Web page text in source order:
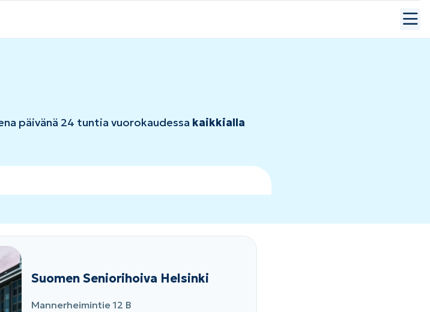
päivänä 24 tuntia vuorokaudessa kaikkialla
Suomen Seniorihoiva Helsinki
Mannerheimintie 12 B